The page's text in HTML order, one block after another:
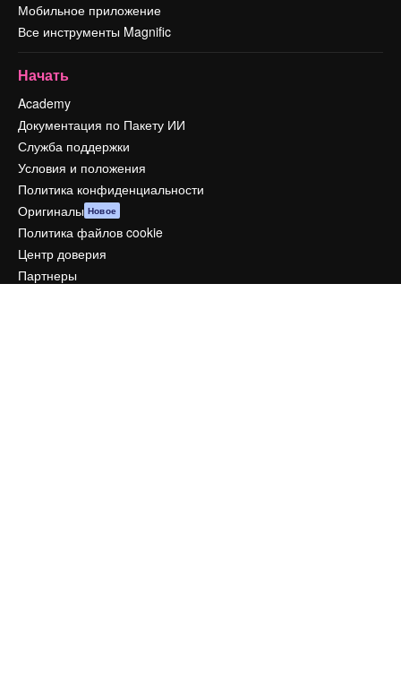
Мобильное приложение
Все инструменты Magnific
Начать
Academy
Документация по Пакету ИИ
Служба поддержки
Условия и положения
Политика конфиденциальности
Оригиналы Новое
Политика файлов cookie
Центр доверия
Партнеры